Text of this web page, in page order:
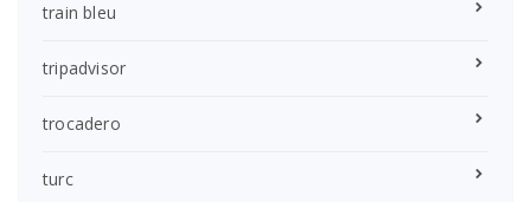
train bleu
tripadvisor
trocadero
turc